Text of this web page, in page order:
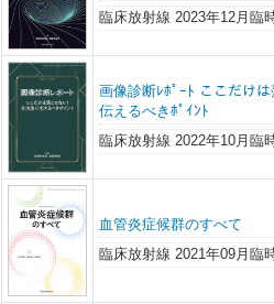
臨床放射線 2023年12月臨
画像診断ﾚﾎﾟｰﾄ ここだけ
伝えるべきﾎﾟｲﾝﾄ
臨床放射線 2022年10月臨
血管炎症候群のすべて
臨床放射線 2021年09月臨